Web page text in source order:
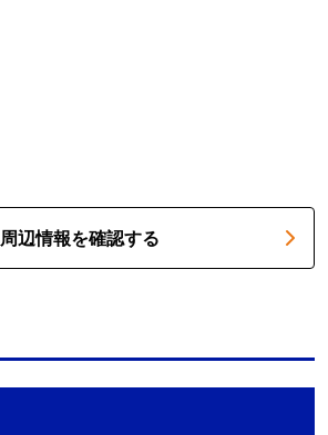
周辺情報を確認する